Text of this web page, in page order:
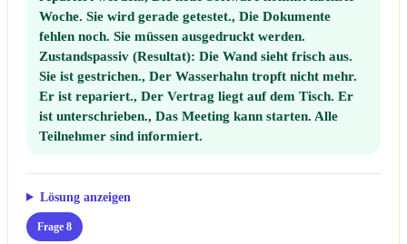
Woche. Sie wird gerade getestet., Die Dokumente
fehlen noch. Sie müssen ausgedruckt werden.
Zustandspassiv (Resultat): Die Wand sieht frisch aus.
Sie ist gestrichen., Der Wasserhahn tropft nicht mehr.
Er ist repariert., Der Vertrag liegt auf dem Tisch. Er
ist unterschrieben., Das Meeting kann starten. Alle
Teilnehmer sind informiert.
Lösung anzeigen
Frage 8